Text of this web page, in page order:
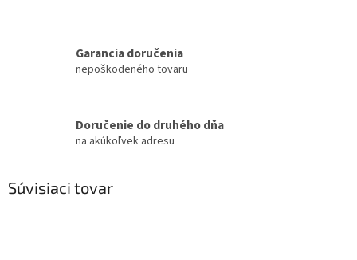
Garancia doručenia
nepoškodeného tovaru
Doručenie do druhého dňa
na akúkoľvek adresu
Súvisiaci tovar